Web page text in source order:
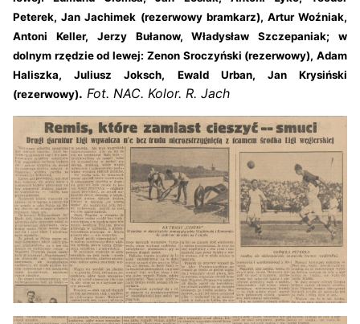
Peterek, Jan Jachimek (rezerwowy bramkarz), Artur Woźniak,
Antoni Keller, Jerzy Bułanow, Władysław Szczepaniak; w
dolnym rzędzie od lewej: Zenon Sroczyński (rezerwowy), Adam
Haliszka, Juliusz Joksch, Ewald Urban, Jan Krysiński
(rezerwowy). Fot. NAC. Kolor. R. Jach